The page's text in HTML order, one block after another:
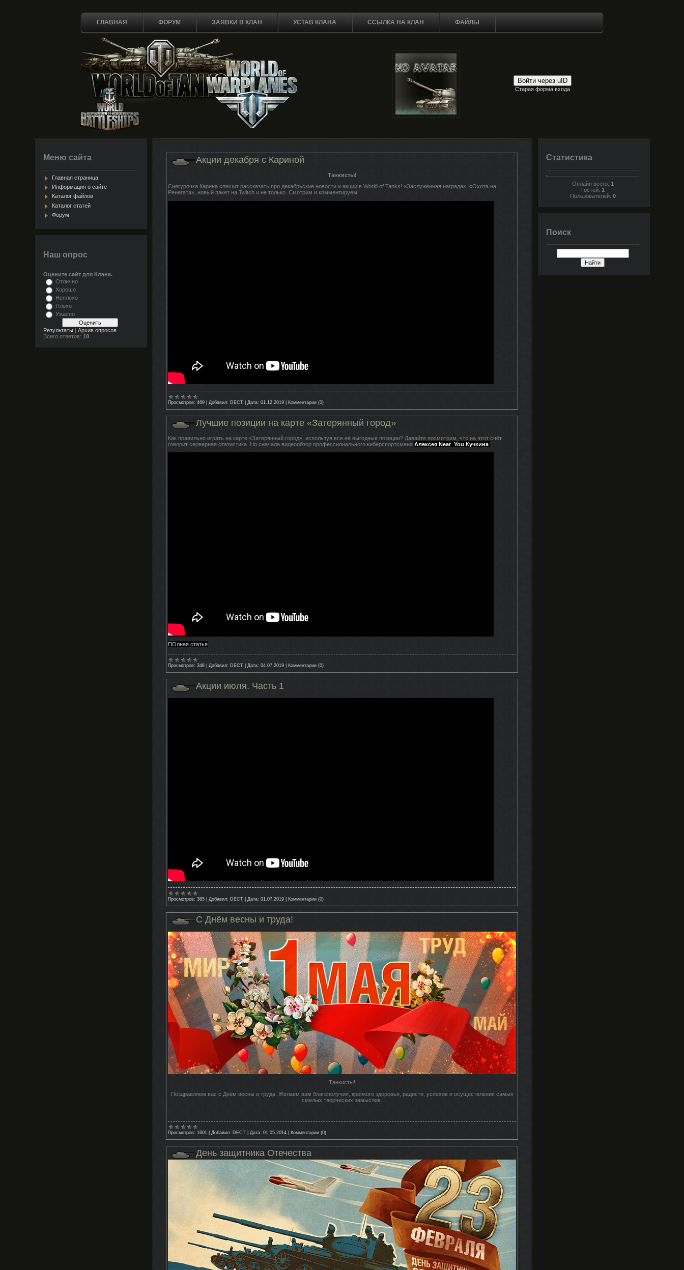
ГЛАВНАЯ ФОРУМ ЗАЯВКИ В КЛАН УСТАВ КЛАНА ССЫЛКА НА КЛАН ФАЙЛЫ
Войти через uID
Старая форма входа
Меню сайта
Главная страница
Информация о сайте
Каталог файлов
Каталог статей
Форум
Наш опрос
Оцените сайт для Клана.
Отлично
Хорошо
Неплохо
Плохо
Ужасно
Результаты | Архив опросов
Всего ответов: 18
Акции декабря с Кариной
Tанкисты!
Cнегурочка Карина спешит рассказать про декабрьские новости и акции в World of Tanks! «Заслуженная награда», «Охота на
Ренегата», новый пакет на Twitch и не только. Смотрим и комментируем!
Просмотров: 469 Добавил: DECT Дата: 01.12.2019 Комментарии (0)
Лучшие позиции на карте «Затерянный город»
Как правильно играть на карте «Затерянный город», используя все её выгодные позиции? Давайте посмотрим, что на этот счёт
говорит серверная статистика. Но сначала видеообзор профессионального киберспортсмена Алексея Near_You Кучкина
ПОлная статья
Просмотров: 348 Добавил: DECT Дата: 04.07.2019 Комментарии (0)
Акции июля. Часть 1
Просмотров: 365 Добавил: DECT Дата: 01.07.2019 Комментарии (0)
С Днём весны и труда!
Танкисты!
Поздравляем вас с Днём весны и труда. Желаем вам благополучия, крепкого здоровья, радости, успехов и осуществления самых
смелых творческих замыслов.
Просмотров: 1601 Добавил: DECT Дата: 01.05.2014 Комментарии (0)
День защитника Отечества
Статистика
Онлайн всего: 1
Гостей: 1
Пользователей: 0
Поиск